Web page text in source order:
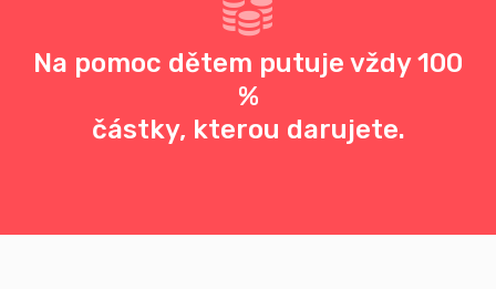
Na pomoc dětem putuje vždy 100
%
částky, kterou darujete.